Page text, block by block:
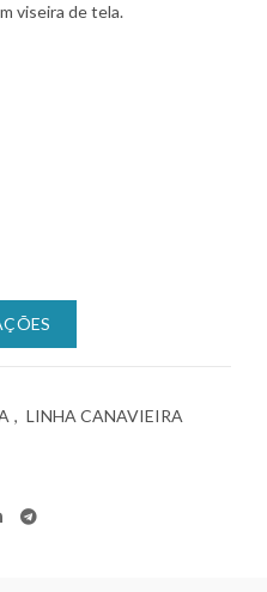
viseira de tela.
, LINHA CANAVIEIRA